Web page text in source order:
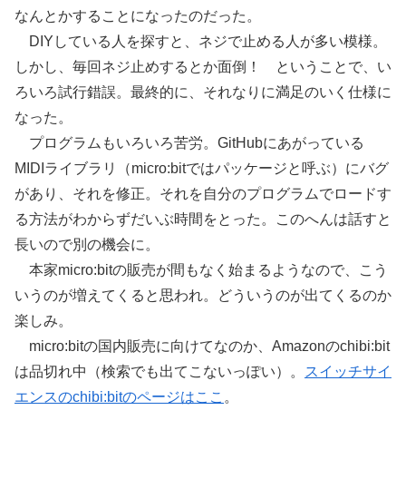
なんとかすることになったのだった。
DIYしている人を探すと、ネジで止める人が多い模様。
しかし、毎回ネジ止めするとか面倒！ ということで、い
ろいろ試行錯誤。最終的に、それなりに満足のいく仕様に
なった。
プログラムもいろいろ苦労。GitHubにあがっている
MIDIライブラリ（micro:bitではパッケージと呼ぶ）にバグ
があり、それを修正。それを自分のプログラムでロードす
る方法がわからずだいぶ時間をとった。このへんは話すと
長いので別の機会に。
本家micro:bitの販売が間もなく始まるようなので、こう
いうのが増えてくると思われ。どういうのが出てくるのか
楽しみ。
micro:bitの国内販売に向けてなのか、Amazonのchibi:bit
は品切れ中（検索でも出てこないっぽい）。
スイッチサイ
エンスのchibi:bitのページはここ 。